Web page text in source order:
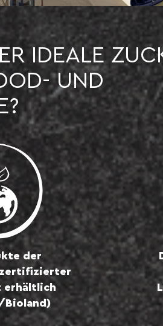
IDEALE
UND
der
erhältlich
Bioland)